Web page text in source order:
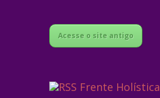
Acesse o site antigo
Frente Holística